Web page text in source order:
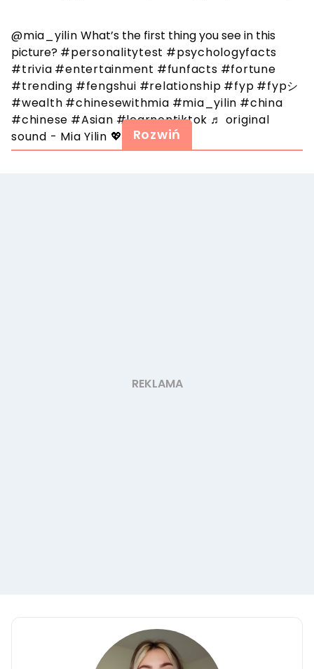
@mia_yilin What’s the first thing you see in this
picture? #personalitytest #psychologyfacts
#trivia #entertainment #funfacts #fortune
#trending #fengshui #relationship #fyp #fypシ
#wealth #chinesewithmia #mia_yilin #china
#chinese #Asian #learnontiktok ♬ original
sound - Mia Yilin 💖
Rozwiń